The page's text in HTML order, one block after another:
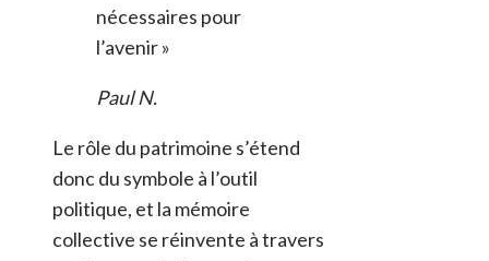
nécessaires pour
l’avenir »
Paul N.
Le rôle du patrimoine s’étend
donc du symbole à l’outil
politique, et la mémoire
collective se réinvente à travers